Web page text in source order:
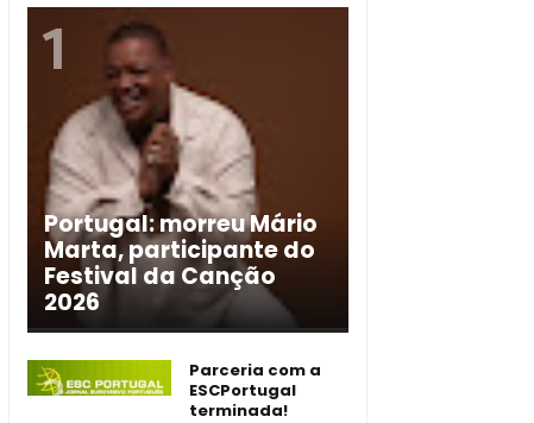
Portugal: morreu Mário
Marta, participante do
Festival da Canção
2026
Parceria com a
ESCPortugal
terminada!